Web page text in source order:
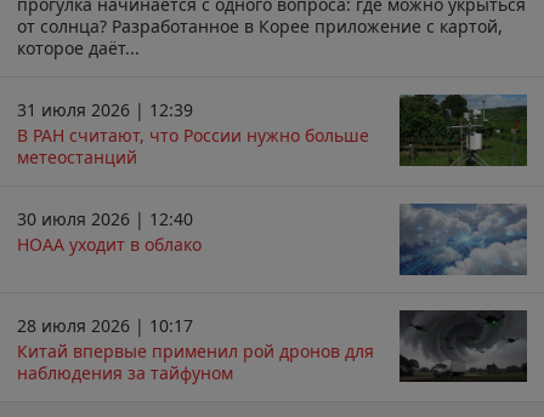
прогулка начинается с одного вопроса: где можно укрыться
от солнца? Разработанное в Корее приложение с картой,
которое даёт...
31 июля 2026 | 12:39
В РАН считают, что России нужно больше
метеостанций
30 июля 2026 | 12:40
НОАА уходит в облако
28 июля 2026 | 10:17
Китай впервые применил рой дронов для
наблюдения за тайфуном